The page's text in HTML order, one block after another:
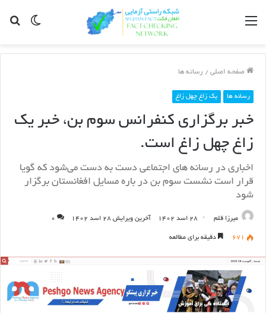
Switch
مینو
صفحه اصلی / رسانه ها
رسانه ها یک زاغ چهل زاغ
خبر برگزاری کنفرانس سوم بن، خبر یک
زاغ چهل زاغ است.
اخباری در رسانه های اجتماعی دست به دست می‌شود که گویا
قرار است نشست سوم بن در باره مسایل افغانستان برگزار
شود
میرزا قلم ۲۸ اسد ۱۴۰۲ آخرین ویرایش ۲۸ اسد ۱۴۰۲ ۰
۶۷۱ دقیقه برای مطالعه